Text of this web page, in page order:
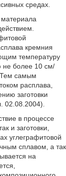
средах.
кремния
температуру
не более 10 см/
Тем самым
расплава,
заготовки
в процессе
и заготовки,
углеграфитовой
сплавом, а так
на